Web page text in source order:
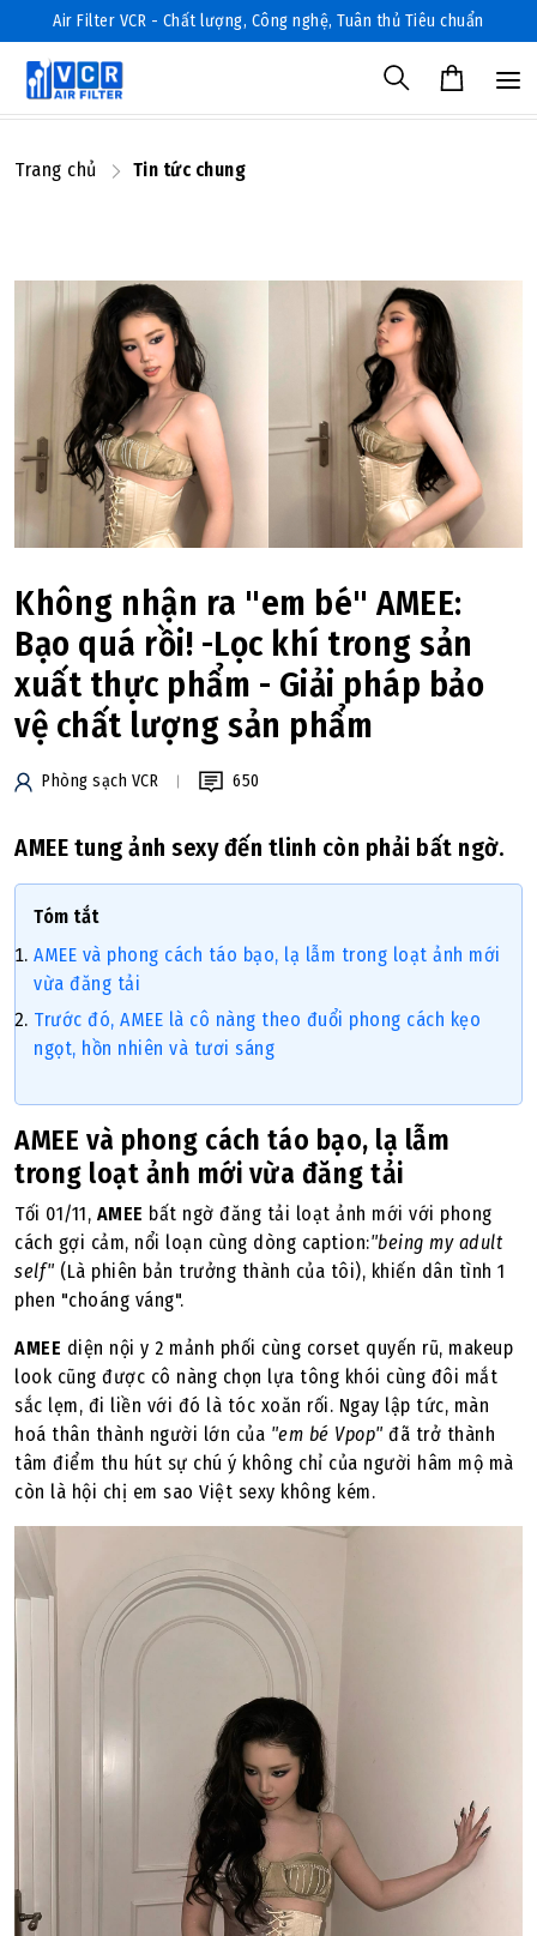
Air Filter VCR - Chất lượng, Công nghệ, Tuân thủ Tiêu chuẩn
Trang chủ Tin tức chung
Không nhận ra "em bé" AMEE:
Bạo quá rồi! -Lọc khí trong sản
xuất thực phẩm - Giải pháp bảo
vệ chất lượng sản phẩm
Phòng sạch VCR 650
AMEE tung ảnh sexy đến tlinh còn phải bất ngờ.
Tóm tắt
AMEE và phong cách táo bạo, lạ lẫm trong loạt ảnh mới
vừa đăng tải
Trước đó, AMEE là cô nàng theo đuổi phong cách kẹo
ngọt, hồn nhiên và tươi sáng
AMEE và phong cách táo bạo, lạ lẫm
trong loạt ảnh mới vừa đăng tải
Tối 01/11, AMEE bất ngờ đăng tải loạt ảnh mới với phong
cách gợi cảm, nổi loạn cùng dòng caption:"being my adult
self" (Là phiên bản trưởng thành của tôi), khiến dân tình 1
phen "choáng váng".
AMEE diện nội y 2 mảnh phối cùng corset quyến rũ, makeup
look cũng được cô nàng chọn lựa tông khói cùng đôi mắt
sắc lẹm, đi liền với đó là tóc xoăn rối. Ngay lập tức, màn
hoá thân thành người lớn của "em bé Vpop" đã trở thành
tâm điểm thu hút sự chú ý không chỉ của người hâm mộ mà
còn là hội chị em sao Việt sexy không kém.